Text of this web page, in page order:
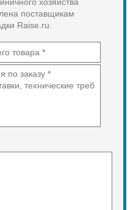
поставщикам
Raise.ru.